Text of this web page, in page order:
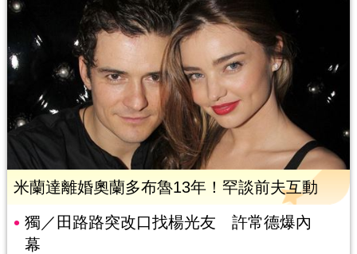
米蘭達離婚奧蘭多布魯13年！罕談前夫互動
獨／田路路突改口找楊光友 許常德爆內
幕